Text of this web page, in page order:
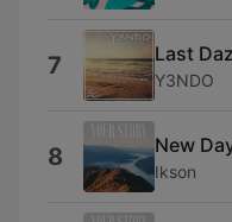
7 Last
Y3NDO
8 New
Ikson